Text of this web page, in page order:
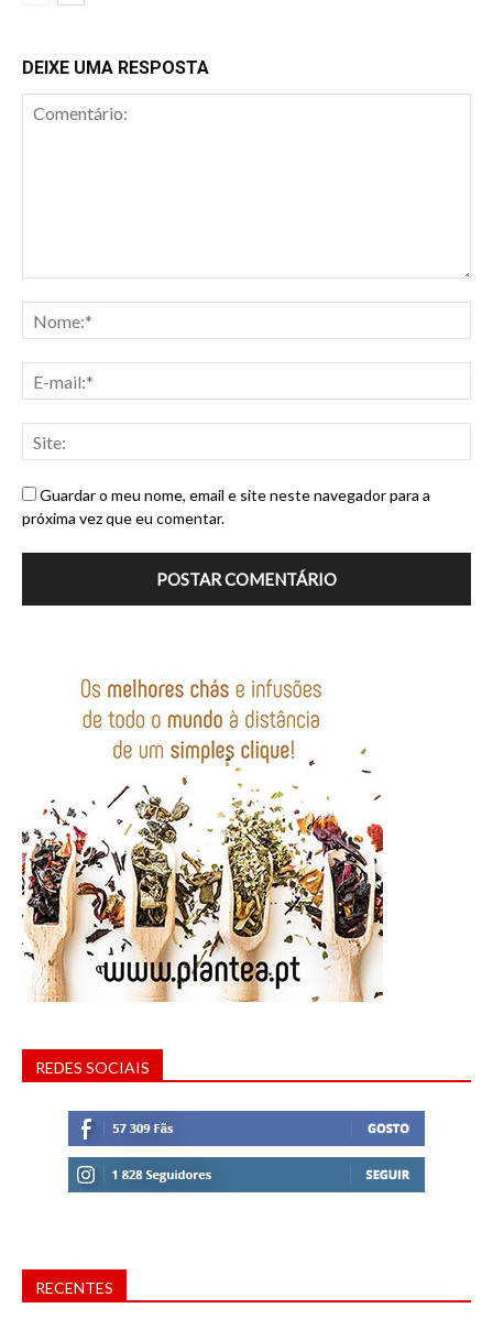
DEIXE UMA RESPOSTA
Guardar o meu nome, email e site neste navegador para a
próxima vez que eu comentar.
REDES SOCIAIS
RECENTES